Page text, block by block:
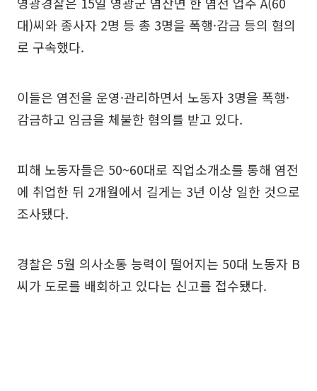
대)씨와 종사자 2명 등 총 3명을 폭행·감금 등의 혐의
로 구속했다.
이들은 염전을 운영·관리하면서 노동자 3명을 폭행·
감금하고 임금을 체불한 혐의를 받고 있다.
피해 노동자들은 50~60대로 직업소개소를 통해 염전
에 취업한 뒤 2개월에서 길게는 3년 이상 일한 것으로
조사됐다.
경찰은 5월 의사소통 능력이 떨어지는 50대 노동자 B
씨가 도로를 배회하고 있다는 신고를 접수됐다.